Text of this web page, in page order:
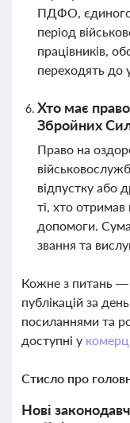
ПДФО, єдиного
період
працівників,
переходять до
Хто має
Збройних
Право на
відпустку або
ті, хто
допомоги.
звання та
Кожне з питань —
публікацій за
посиланнями та
доступні у
Стисло про
Нові